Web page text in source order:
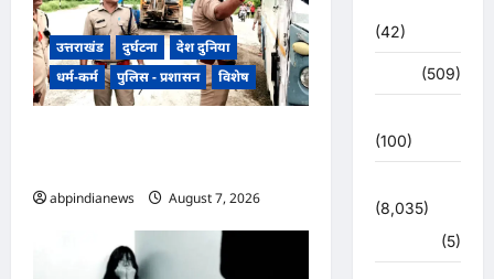
उत्तराखंड दुर्घटना
देश दुनिया
धर्म-कर्म
पुलिस - प्रशासन विशेष
abpindianews August 7, 2026
(42)
(509)
(100)
(8,035)
(5)